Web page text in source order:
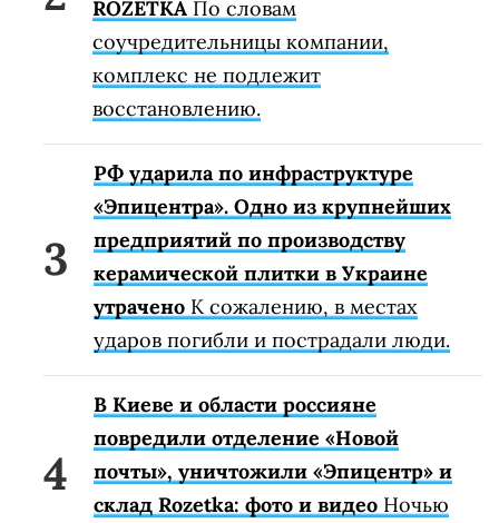
ROZETKA По словам
соучредительницы компании,
комплекс не подлежит
восстановлению.
РФ ударила по инфраструктуре
«Эпицентра». Одно из крупнейших
предприятий по производству
керамической плитки в Украине
утрачено К сожалению, в местах
ударов погибли и пострадали люди.
В Киеве и области россияне
повредили отделение «Новой
почты», уничтожили «Эпицентр» и
склад Rozetka: фото и видео Ночью